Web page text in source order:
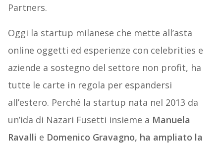
Partners.
Oggi la startup milanese che mette all’asta
online oggetti ed esperienze con celebrities e
aziende a sostegno del settore non profit, ha
tutte le carte in regola per espandersi
all’estero. Perché la startup nata nel 2013 da
un’ida di Nazari Fusetti insieme a Manuela
Ravalli e Domenico Gravagno, ha ampliato la